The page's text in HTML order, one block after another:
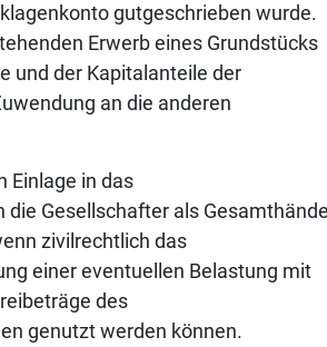
gutgeschrieben wurde.
Erwerb eines Grundstücks
und der Kapitalanteile der
an die anderen
Einlage in das
die Gesellschafter als
zivilrechtlich das
einer eventuellen Belastung mit
des
genutzt werden können.